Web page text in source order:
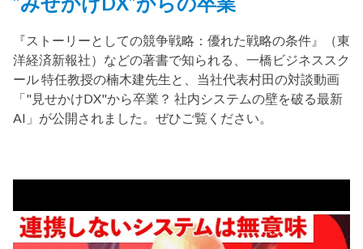
『ストーリーとしての競争戦略：優れた戦略の条件』（東
洋経済新報社）などの著書で知られる、一橋ビジネススク
ール 特任教授の楠木建先生と、当社代表村田の対談動画
「"見せかけDX"から卒業？ 社内システムの壁を破る最新
AI」が公開されました。ぜひご覧ください。